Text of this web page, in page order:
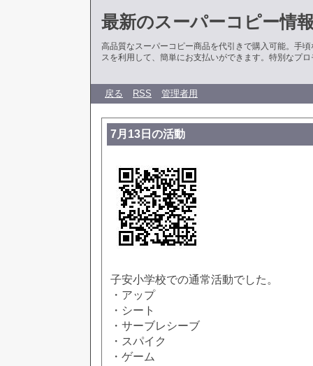
最新のスーパーコピー情
高品質なスーパーコピー商品を代引きで購入可能。手
スを利用して、簡単にお支払いができます。特別なプ
戻る RSS 管理者用
7月13日の活動
子安小学校での通常活動でした。
・アップ
・シート
・サーブレシーブ
・スパイク
・ゲーム